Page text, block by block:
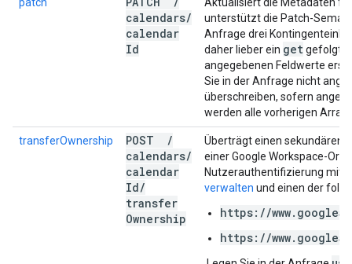
calendars/
calendar
Id
unterstützt die Patch-
Anfrage drei
daher lieber ein getgefolgt
angegebenen Feldwerte
Sie in der Anfrage nicht
überschreiben, sofern
werden alle vorherigen
transferOwnership POST
/
calendars/
calendar
Id/
transfer
Ownership
Überträgt einen sekundären
einer Google Workspace-
Nutzerauthentifizierung mit
verwalten und einen der
https://
https://